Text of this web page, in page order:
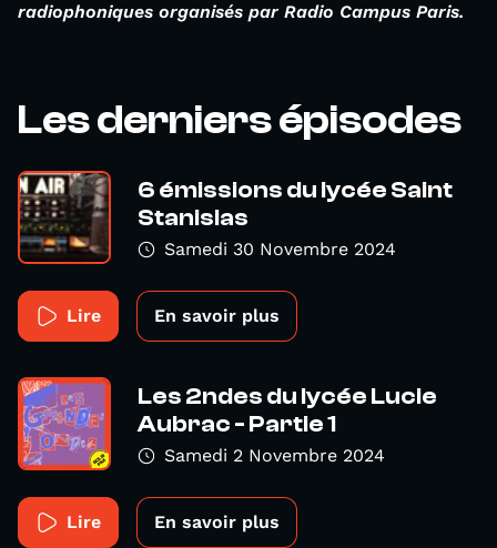
radiophoniques organisés par Radio Campus Paris.
Les derniers épisodes
6 émissions du lycée Saint
Stanislas
Samedi 30 Novembre 2024
Lire En savoir plus
Les 2ndes du lycée Lucie
Aubrac - Partie 1
Samedi 2 Novembre 2024
Lire En savoir plus